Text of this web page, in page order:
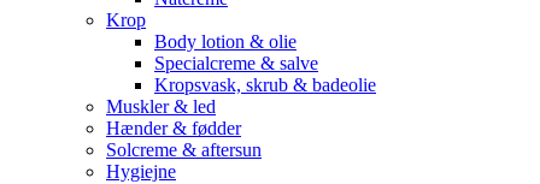
Krop
Body lotion & olie
Specialcreme & salve
Kropsvask, skrub & badeolie
Muskler & led
Hænder & fødder
Solcreme & aftersun
Hygiejne